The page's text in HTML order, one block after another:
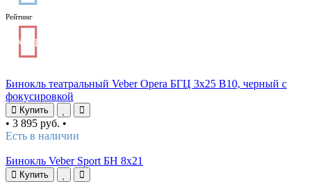
Рейтинг
ХИТ
Бинокль театральный Veber Opera БГЦ 3х25 В10, черный с
фокусировкой
Купить
• 3 895 руб. •
Есть в наличии
Бинокль Veber Sport БН 8х21
Купить